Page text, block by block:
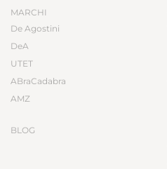
MARCHI
De Agostini
DeA
UTET
ABraCadabra
AMZ
BLOG